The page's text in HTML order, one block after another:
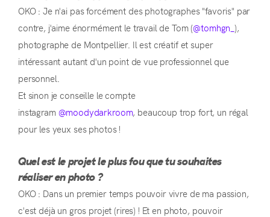
OKO : Je n'ai pas forcément des photographes "favoris" par
contre, j'aime énormément le travail de Tom (@tomhgn_),
photographe de Montpellier. Il est créatif et super
intéressant autant d'un point de vue professionnel que
personnel.
Et sinon je conseille le compte
instagram@moodydarkroom, beaucoup trop fort, un régal
pour les yeux ses photos !
Quel est le projet le plus fou que tu souhaites
réaliser en photo ?
OKO : Dans un premier temps pouvoir vivre de ma passion,
c'est déjà un gros projet (rires) ! Et en photo, pouvoir